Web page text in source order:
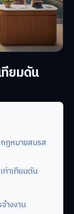
ทียมดัน
ฎหมายสมรส
ท่าเทียมดัน
างงาน